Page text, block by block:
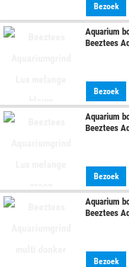
Bezoek
Aquarium
Beeztees
Bezoek
Aquarium
Beeztees
Bezoek
Aquarium
Beeztees
Bezoek